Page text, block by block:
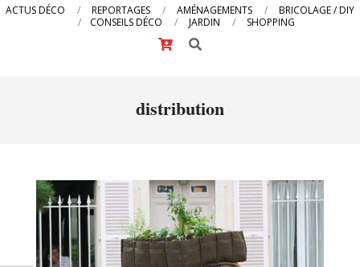
Primary
ACTUS DÉCO REPORTAGES AMÉNAGEMENTS
BRICOLAGE / DIY
CONSEILS DÉCO
JARDIN
SHOPPING
Search
distribution